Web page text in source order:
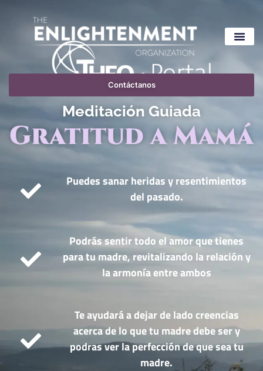
Contáctanos
Meditación Guiada
Gratitud a Mamá
Puedes sanar heridas y resentimientos
del pasado.
Podrás sentir todo el amor que tienes
para tu madre, revitalizando la relación y
la armonía entre ambos
Te ayudará a dejar de lado creencias
acerca de lo que tu madre debe ser y
podras ver la perfección de que sea tu
madre.